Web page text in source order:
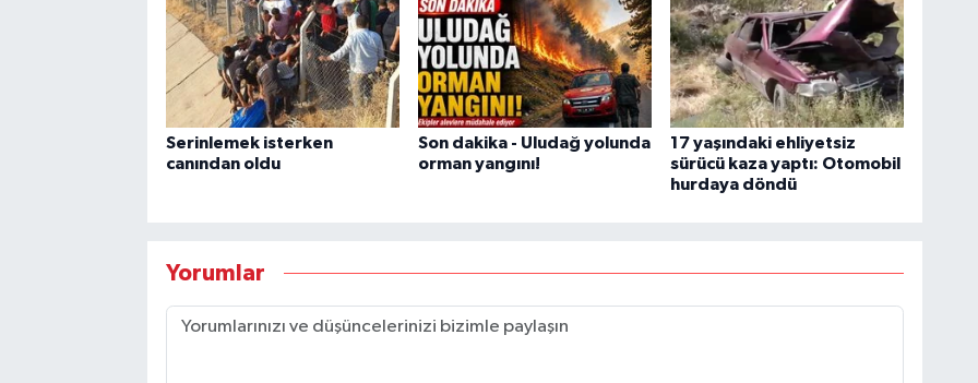
Serinlemek isterken
canından oldu
Son dakika - Uludağ yolunda
orman yangını!
17 yaşındaki ehliyetsiz
sürücü kaza yaptı: Otomobil
hurdaya döndü
Yorumlar